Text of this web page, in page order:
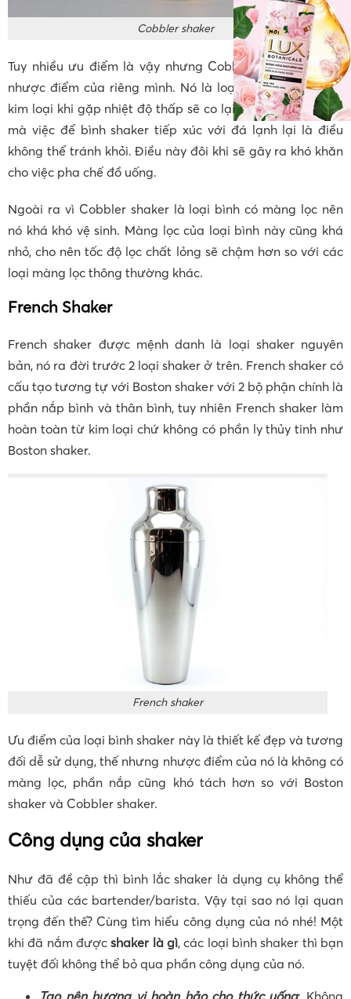
Cobbler shaker
Tuy nhiều ưu điểm là vậy nhưng Cobbler shaker vẫn có
nhược điểm của riêng mình. Nó là loại bình lắc kim loại,
kim loại khi gặp nhiệt độ thấp sẽ co lại và gây ra áp suất
mà việc để bình shaker tiếp xúc với đá lạnh lại là điều
không thể tránh khỏi. Điều này đôi khi sẽ gây ra khó khăn
cho việc pha chế đồ uống.
Ngoài ra vì Cobbler shaker là loại bình có màng lọc nên
nó khá khó vệ sinh. Màng lọc của loại bình này cũng khá
nhỏ, cho nên tốc độ lọc chất lỏng sẽ chậm hơn so với các
loại màng lọc thông thường khác.
French Shaker
French shaker được mệnh danh là loại shaker nguyên
bản, nó ra đời trước 2 loại shaker ở trên. French shaker có
cấu tạo tương tự với Boston shaker với 2 bộ phận chính là
phần nắp bình và thân bình, tuy nhiên French shaker làm
hoàn toàn từ kim loại chứ không có phần ly thủy tinh như
Boston shaker.
French shaker
Ưu điểm của loại bình shaker này là thiết kế đẹp và tương
đối dễ sử dụng, thế nhưng nhược điểm của nó là không có
màng lọc, phần nắp cũng khó tách hơn so với Boston
shaker và Cobbler shaker.
Công dụng của shaker
Như đã đề cập thì bình lắc shaker là dụng cụ không thể
thiếu của các bartender/barista. Vậy tại sao nó lại quan
trọng đến thế? Cùng tìm hiểu công dụng của nó nhé! Một
khi đã nắm đượcshaker là gì, các loại bình shaker thì bạn
tuyệt đối không thể bỏ qua phần công dụng của nó.